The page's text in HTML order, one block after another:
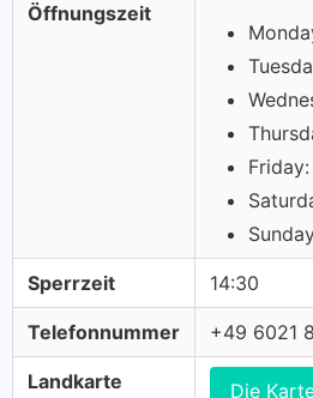
Öffnungszeit
Sperrzeit 14:30
Telefonnummer +49 6021
Landkarte Die